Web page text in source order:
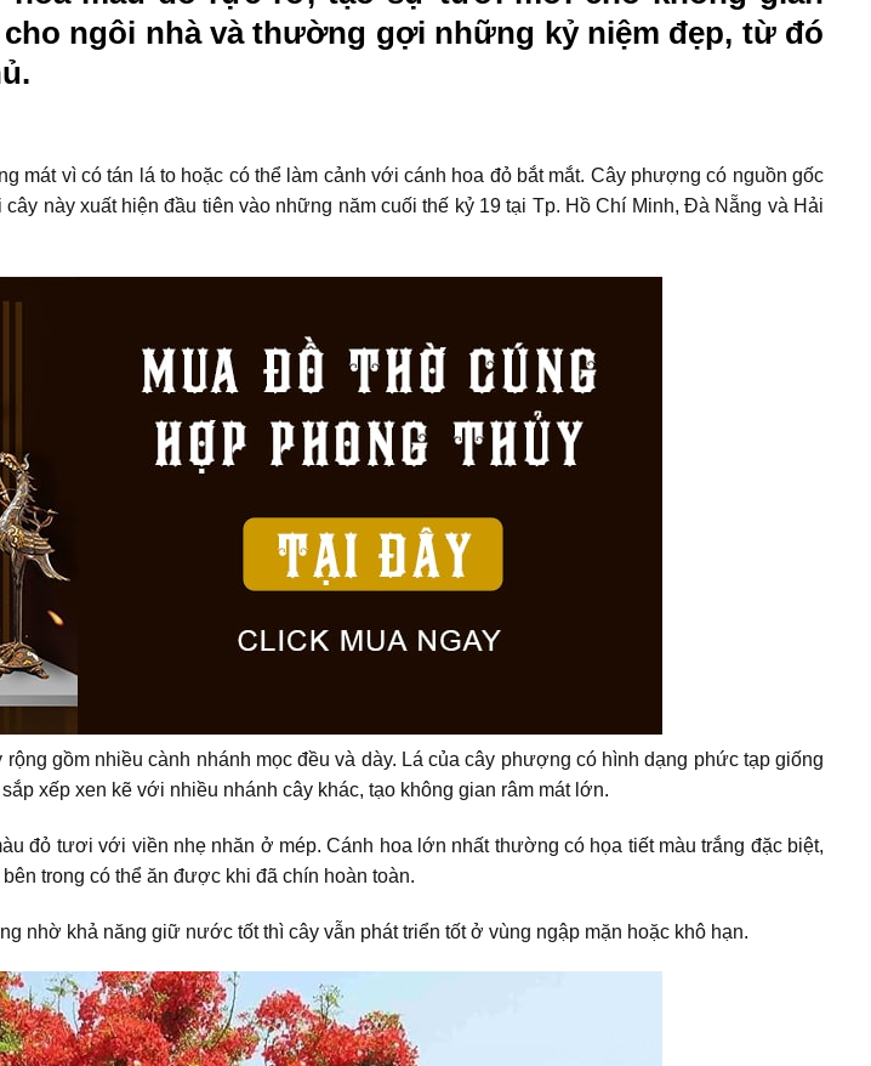
ngôi nhà và thường gợi những kỷ niệm đẹp, từ đó
vì có tán lá to hoặc có thể làm cảnh với cánh hoa đỏ bắt mắt. Cây phượng có nguồn gốc
này xuất hiện đầu tiên vào những năm cuối thế kỷ 19 tại Tp. Hồ Chí Minh, Đà Nẵng và Hải
gồm nhiều cành nhánh mọc đều và dày. Lá của cây phượng có hình dạng phức tạp giống
xếp xen kẽ với nhiều nhánh cây khác, tạo không gian râm mát lớn.
đỏ tươi với viền nhẹ nhăn ở mép. Cánh hoa lớn nhất thường có họa tiết màu trắng đặc biệt,
trong có thể ăn được khi đã chín hoàn toàn.
nhờ khả năng giữ nước tốt thì cây vẫn phát triển tốt ở vùng ngập mặn hoặc khô hạn.